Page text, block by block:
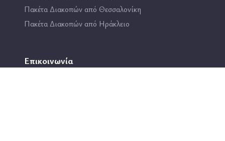
Πακέτα Διακοπών από Θεσσαλονίκη
Πακέτα Διακοπών από Ηράκλειο
Επικοινωνία